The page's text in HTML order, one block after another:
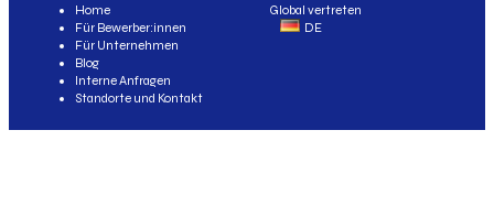
Global vertreten
DE
Home
Für Bewerber:innen
Für Unternehmen
Blog
Interne Anfragen
Standorte und Kontakt